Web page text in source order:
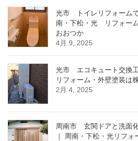
光市 トイレリフォーム
南・下松・光 リフォー
おおつか
4月 9, 2025
光市 エコキュート交換
リフォーム・外壁塗装は
2月 4, 2025
周南市 玄関ドアと洗面
｜ 周南・下松・光リフ